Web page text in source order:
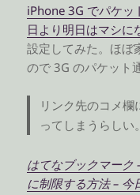
iPhone 3G でパケッ
日より明日はマシに
設定してみた。ほぼ
ので 3G のパケット
リンク先のコメ欄
ってしまうらしい。
はてなブックマーク
に制限する方法 – 今